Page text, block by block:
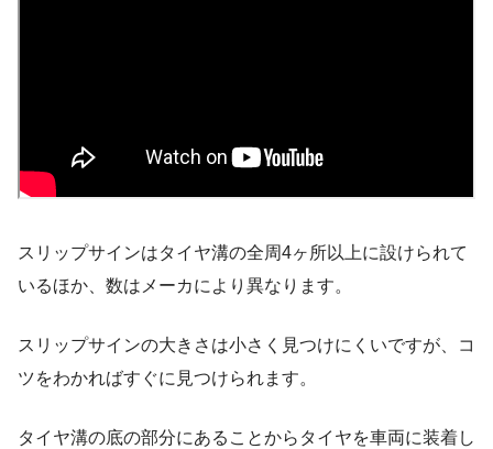
スリップサインはタイヤ溝の全周4ヶ所以上に設けられて
いるほか、数はメーカにより異なります。
スリップサインの大きさは小さく見つけにくいですが、コ
ツをわかればすぐに見つけられます。
タイヤ溝の底の部分にあることからタイヤを車両に装着し